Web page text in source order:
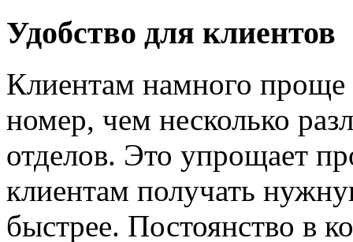
Удобство для клиентов
Клиентам намного проще
номер, чем несколько
отделов. Это упрощает
клиентам получать
быстрее. Постоянство в